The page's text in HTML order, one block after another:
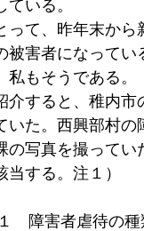
いる。
て、昨年末から
被害者になって
私もそうである。
すると、稚内市
いた。西興部村の
の写真を撮って
当する。注１）
　障害者虐待の種